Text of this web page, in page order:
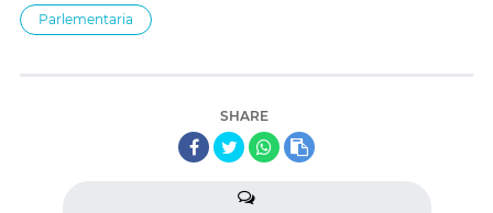
Parlementaria
SHARE